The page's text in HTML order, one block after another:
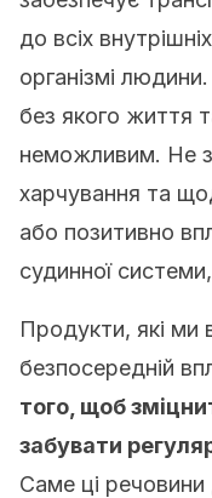
до всіх
організмі
без якого життя
неможливим. Не
харчування та
або позитивно
судинної
Продукти, які
безпосередній
того, щоб
забувати
Саме ці